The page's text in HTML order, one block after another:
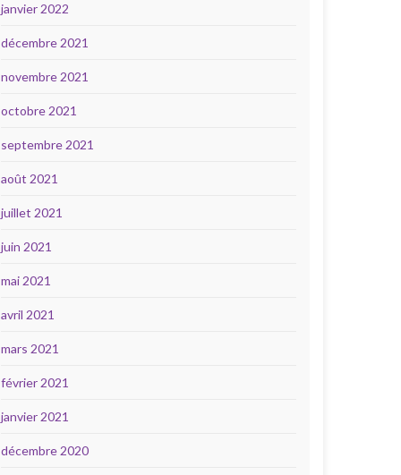
janvier 2022
décembre 2021
novembre 2021
octobre 2021
septembre 2021
août 2021
juillet 2021
juin 2021
mai 2021
avril 2021
mars 2021
février 2021
janvier 2021
décembre 2020